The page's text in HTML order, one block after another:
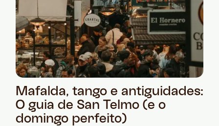
Mafalda, tango e antiguidades:
O guia de San Telmo (e o
domingo perfeito)